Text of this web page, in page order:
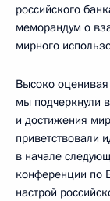
российского
меморандум о
мирного
Высоко
мы подчеркнули
и достижения
приветствовали
в начале
конференции по
настрой